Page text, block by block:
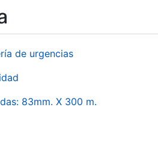
de urgencias
83mm. X 300 m.